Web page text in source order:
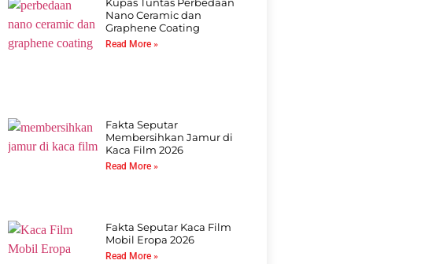
Kupas Tuntas Perbedaan
Nano Ceramic dan
Graphene Coating
Read More »
Fakta Seputar
Membersihkan Jamur di
Kaca Film 2026
Read More »
Fakta Seputar Kaca Film
Mobil Eropa 2026
Read More »